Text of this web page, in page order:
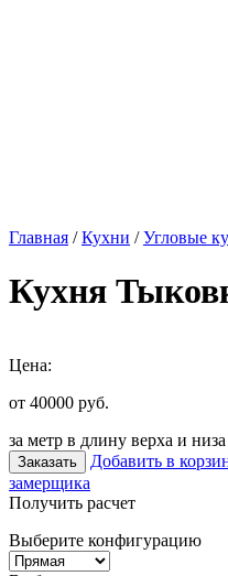
Главная /Кухни /Угловые
Кухня
Цена:
от 40000 руб.
за метр в длину верха и
Заказать Добавить в
замерщика
Получить расчет
Выберите конфигурацию